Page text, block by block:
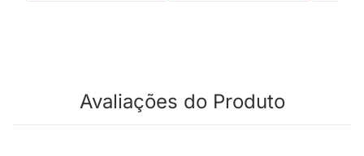
Avaliações do Produto